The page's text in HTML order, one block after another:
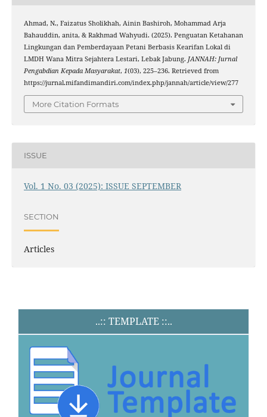
Ahmad, N., Faizatus Sholikhah, Ainin Bashiroh, Mohammad Arja
Bahauddin, anita, & Rakhmad Wahyudi. (2025). Penguatan Ketahanan
Lingkungan dan Pemberdayaan Petani Berbasis Kearifan Lokal di
LMDH Wana Mitra Sejahtera Lestari, Lebak Jabung. JANNAH: Jurnal
Pengabdian Kepada Masyarakat, 1(03), 225–236. Retrieved from
https://jurnal.mifandimandiri.com/index.php/jannah/article/view/277
More Citation Formats
ISSUE
Vol. 1 No. 03 (2025): ISSUE SEPTEMBER
SECTION
Articles
..:: TEMPLATE ::..